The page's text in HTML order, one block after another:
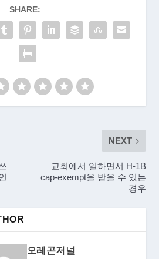
SHARE:
NEXT
교회에서 일하면서 H-1B
cap-exempt을 받을 수 있는
경우
오레곤저널